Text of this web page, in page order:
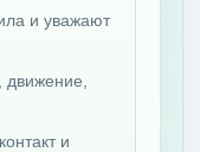
и уважают
и